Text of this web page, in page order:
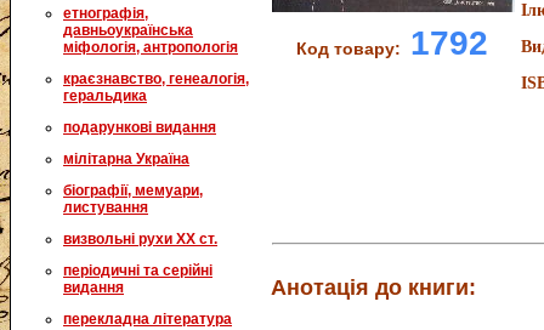
етнографія,
давньоукраїнська
міфологія, антропологія
краєзнавство, генеалогія,
геральдика
подарункові видання
мілітарна Україна
біографії, мемуари,
листування
визвольні рухи XX ст.
періодичні та серійні
видання
перекладна література
Код товару: 1792
Анотація до книги: